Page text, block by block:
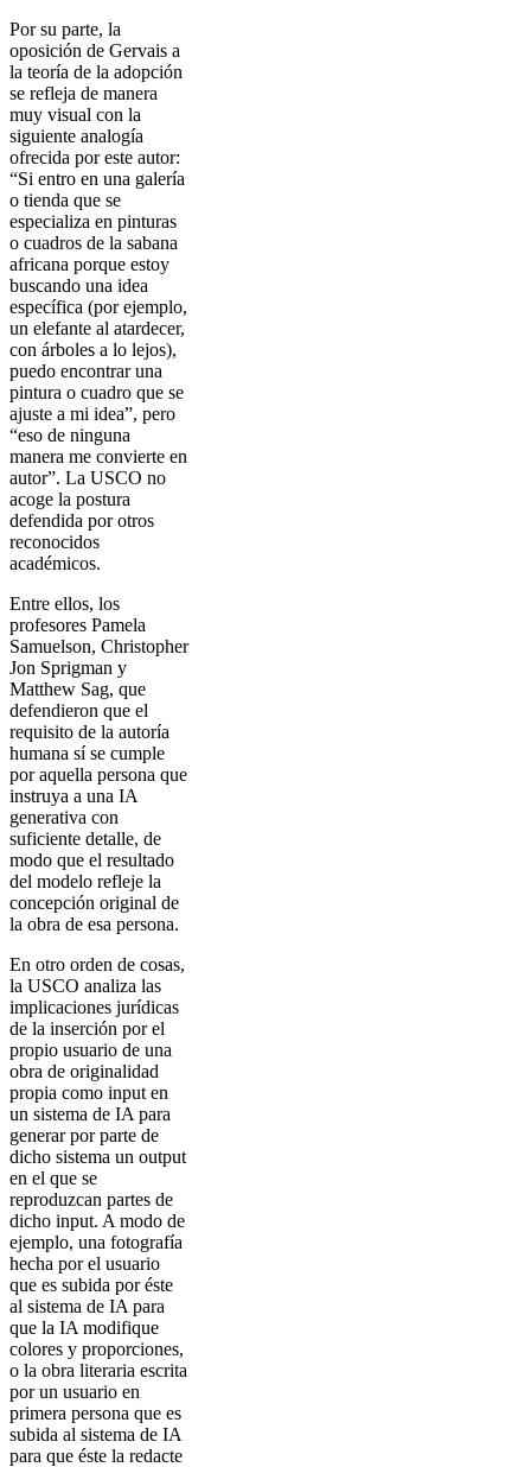
Por su parte, la
oposición de Gervais a
la teoría de la adopción
se refleja de manera
muy visual con la
siguiente analogía
ofrecida por este autor:
“Si entro en una galería
o tienda que se
especializa en pinturas
o cuadros de la sabana
africana porque estoy
buscando una idea
específica (por ejemplo,
un elefante al atardecer,
con árboles a lo lejos),
puedo encontrar una
pintura o cuadro que se
ajuste a mi idea”, pero
“eso de ninguna
manera me convierte en
autor”. La USCO no
acoge la postura
defendida por otros
reconocidos
académicos.
Entre ellos, los
profesores Pamela
Samuelson, Christopher
Jon Sprigman y
Matthew Sag, que
defendieron que el
requisito de la autoría
humana sí se cumple
por aquella persona que
instruya a una IA
generativa con
suficiente detalle, de
modo que el resultado
del modelo refleje la
concepción original de
la obra de esa persona.
En otro orden de cosas,
la USCO analiza las
implicaciones jurídicas
de la inserción por el
propio usuario de una
obra de originalidad
propia como input en
un sistema de IA para
generar por parte de
dicho sistema un output
en el que se
reproduzcan partes de
dicho input. A modo de
ejemplo, una fotografía
hecha por el usuario
que es subida por éste
al sistema de IA para
que la IA modifique
colores y proporciones,
o la obra literaria escrita
por un usuario en
primera persona que es
subida al sistema de IA
para que éste la redacte